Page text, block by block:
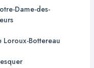
Dame-des-
Loroux-Bottereau